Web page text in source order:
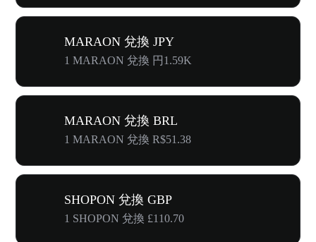
MARAON 兌換 JPY
1 MARAON 兌換 円1.59K
MARAON 兌換 BRL
1 MARAON 兌換 R$51.38
SHOPON 兌換 GBP
1 SHOPON 兌換 £110.70